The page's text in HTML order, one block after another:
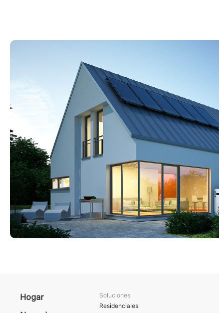
Hogar
Soluciones
Residenciales